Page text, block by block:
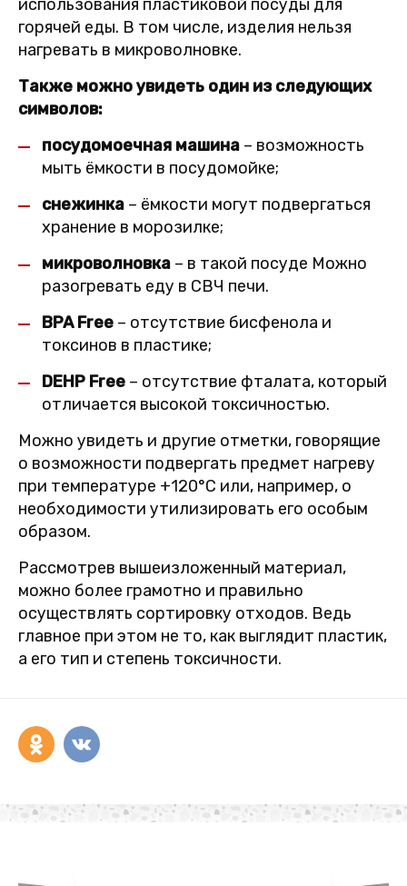
использования пластиковой посуды для
горячей еды. В том числе, изделия нельзя
нагревать в микроволновке.
Также можно увидеть один из следующих
символов:
посудомоечная машина – возможность
мыть ёмкости в посудомойке;
снежинка – ёмкости могут подвергаться
хранение в морозилке;
микроволновка – в такой посуде Можно
разогревать еду в СВЧ печи.
BPA Free – отсутствие бисфенола и
токсинов в пластике;
DEHP Free – отсутствие фталата, который
отличается высокой токсичностью.
Можно увидеть и другие отметки, говорящие
о возможности подвергать предмет нагреву
при температуре +120°С или, например, о
необходимости утилизировать его особым
образом.
Рассмотрев вышеизложенный материал,
можно более грамотно и правильно
осуществлять сортировку отходов. Ведь
главное при этом не то, как выглядит пластик,
а его тип и степень токсичности.